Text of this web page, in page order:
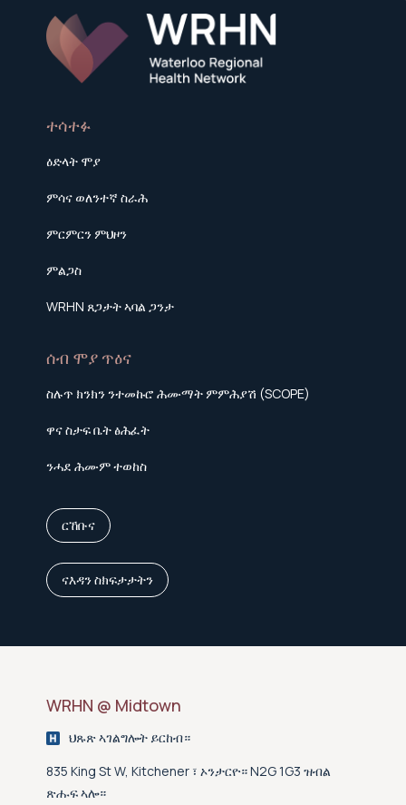
ተሳተፉ
ዕድላት ሞያ
ምሳና ወለንተኛ ስራሕ
ምርምርን ምህዞን
ምልጋስ
WRHN ጸጋታት ኣባል ጋንታ
ሰብ ሞያ ጥዕና
ስሉጥ ክንክን ንተመኩሮ ሕሙማት ምምሕያሽ (SCOPE)
ዋና ስታፍ ቤት ፅሕፈት
ንሓደ ሕሙም ተወከስ
ርኸቡና
ናእዳን ስክፍታታትን
WRHN @ Midtown
ህጹጽ ኣገልግሎት ይርከብ።
835 King St W, Kitchener ፣ ኦንታርዮ። N2G 1G3 ዝብል
ጽሑፍ ኣሎ።